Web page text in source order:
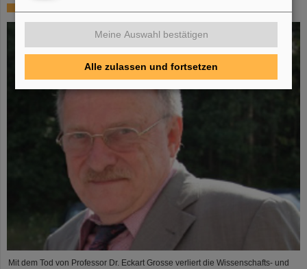
Mit dem Tod von Professor Dr. Eckart Grosse verliert die Wissenschafts- und
Meine Auswahl bestätigen
Alle zulassen und fortsetzen